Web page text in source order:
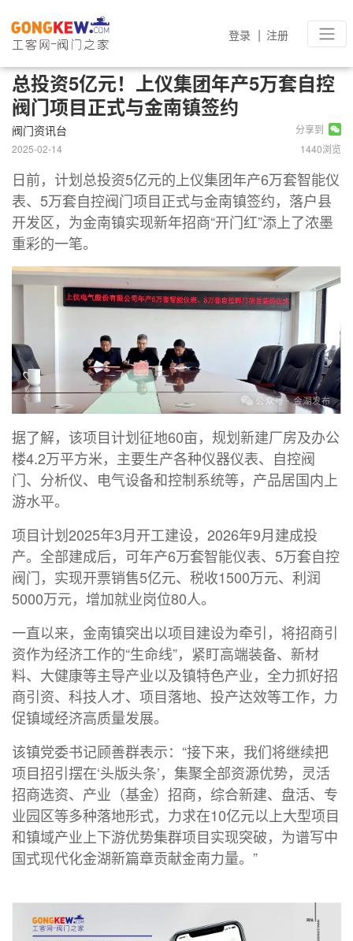
登录 | 注册
总投资5亿元！上仪集团年产5万套自控
阀门项目正式与金南镇签约
阀门资讯台
分享到
2025-02-14
1440浏览
日前，计划总投资5亿元的上仪集团年产6万套智能仪
表、5万套自控阀门项目正式与金南镇签约，落户县
开发区，为金南镇实现新年招商“开门红”添上了浓墨
重彩的一笔。
据了解，该项目计划征地60亩，规划新建厂房及办公
楼4.2万平方米，主要生产各种仪器仪表、自控阀
门、分析仪、电气设备和控制系统等，产品居国内上
游水平。
项目计划2025年3月开工建设，2026年9月建成投
产。全部建成后，可年产6万套智能仪表、5万套自控
阀门，实现开票销售5亿元、税收1500万元、利润
5000万元，增加就业岗位80人。
一直以来，金南镇突出以项目建设为牵引，将招商引
资作为经济工作的“生命线”，紧盯高端装备、新材
料、大健康等主导产业以及镇特色产业，全力抓好招
商引资、科技人才、项目落地、投产达效等工作，力
促镇域经济高质量发展。
该镇党委书记顾善群表示：“接下来，我们将继续把
项目招引摆在‘头版头条’，集聚全部资源优势，灵活
招商选资、产业（基金）招商，综合新建、盘活、专
业园区等多种落地形式，力求在10亿元以上大型项目
和镇域产业上下游优势集群项目实现突破，为谱写中
国式现代化金湖新篇章贡献金南力量。”